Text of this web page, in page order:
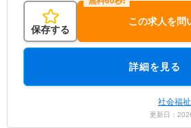
保存する
この求人を問
詳細を見る
社会福
更新日：